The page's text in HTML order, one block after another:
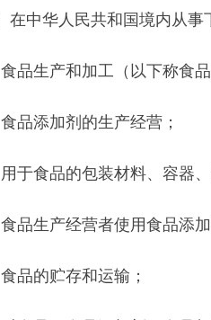
华人民共和国境内从事
生产和加工（以下称食品
添加剂的生产经营；
食品的包装材料、容器、
生产经营者使用食品添加
的贮存和运输；